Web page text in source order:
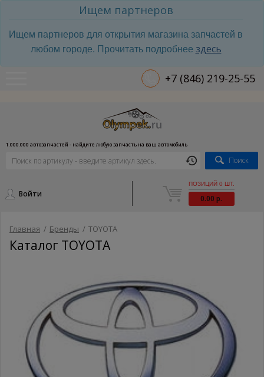
Ищем партнеров
Ищем партнеров для открытия магазина запчастей в
любом городе. Прочитать подробнее здесь
+7 (846) 219-25-55
1.000.000 автозапчастей - найдите любую запчасть на ваш автомобиль
Поиск
Войти
ПОЗИЦИЙ 0 ШТ.
0.00 р.
Главная / Бренды / TOYOTA
Каталог TOYOTA